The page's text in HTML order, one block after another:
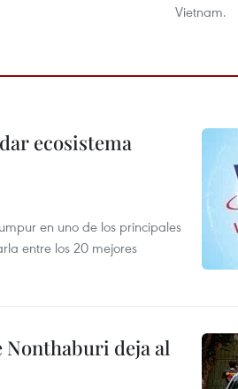
Vietnam.
ecosistema
en uno de los principales
entre los 20 mejores
Nonthaburi deja al